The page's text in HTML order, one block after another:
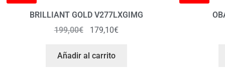
BRILLIANT GOLD V277LXGIMG
199,00€ 179,10€
Añadir al carrito